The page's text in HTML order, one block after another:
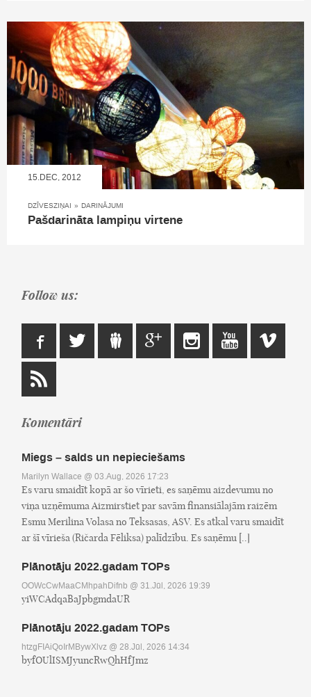
15.DEC, 2012
DZĪVESZIŅAI » DARINĀJUMI
Pašdarināta lampiņu virtene
Follow us:
Komentāri
Miegs – salds un nepieciešams
Marilyn Wallace @ 03.Aug, 2026 17:23
Es varu smaidīt kopā ar šo vīrieti, es saņēmu aizdevumu no
viņa uzņēmuma Aizmirstiet par savām finansiālajām raizēm
Esmu Merilina Volasa no Teksasas, ASV. Es atkal varu smaidīt
ar šī vīrieša (Ričarda Fēliksa) palīdzību. Es saņēmu [..]
Plānotāju 2022.gadam TOPs
OOWcCwMaaCMhpahDifnb @ 31.Jūl, 2026 19:39
yiWCAdqaBaJpbgmdaUR
Plānotāju 2022.gadam TOPs
htzgFIAiQoIrMBywXlvz @ 28.Jūl, 2026 14:34
byfOUlISMJyuncRwQhHfJmz